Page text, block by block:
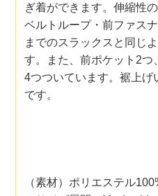
ぎ着ができます。伸縮性
ベルトループ・前ファス
までのスラックスと同じ
す。また、前ポケット2
4つついています。裾上
です。
（素材）ポリエステル